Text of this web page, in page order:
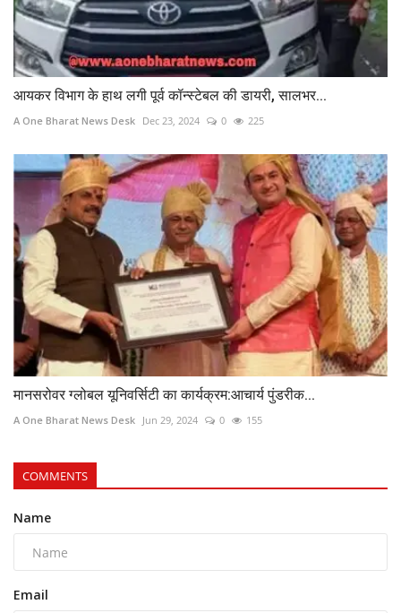
आयकर विभाग के हाथ लगी पूर्व कॉन्स्टेबल की डायरी, सालभर...
A One Bharat News Desk Dec 23, 2024 0 225
मानसरोवर ग्लोबल यूनिवर्सिटी का कार्यक्रम:आचार्य पुंडरीक...
A One Bharat News Desk Jun 29, 2024 0 155
COMMENTS
Name
Email